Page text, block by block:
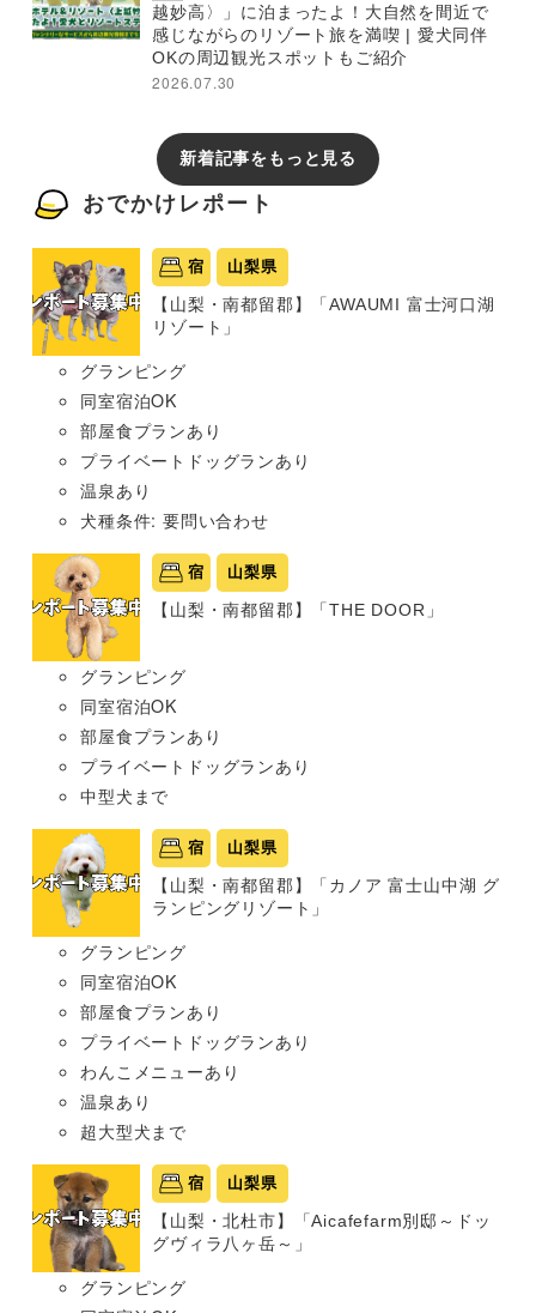
越妙高〉」に泊まったよ！大自然を間近で
感じながらのリゾート旅を満喫 | 愛犬同伴
OKの周辺観光スポットもご紹介
2026.07.30
新着記事をもっと見る
おでかけレポート
宿 山梨県
【山梨・南都留郡】「AWAUMI 富士河口湖
リゾート」
グランピング
同室宿泊OK
部屋食プランあり
プライベートドッグランあり
温泉あり
犬種条件: 要問い合わせ
宿 山梨県
【山梨・南都留郡】「THE DOOR」
グランピング
同室宿泊OK
部屋食プランあり
プライベートドッグランあり
中型犬まで
宿 山梨県
【山梨・南都留郡】「カノア 富士山中湖 グ
ランピングリゾート」
グランピング
同室宿泊OK
部屋食プランあり
プライベートドッグランあり
わんこメニューあり
温泉あり
超大型犬まで
宿 山梨県
【山梨・北杜市】「Aicafefarm別邸～ドッ
グヴィラ八ヶ岳～」
グランピング